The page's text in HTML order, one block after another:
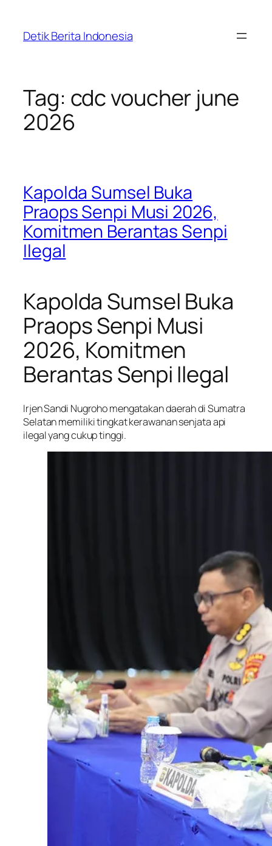
content
Detik Berita Indonesia
Tag: cdc voucher june
2026
Kapolda Sumsel Buka
Praops Senpi Musi 2026,
Komitmen Berantas Senpi
Ilegal
Kapolda Sumsel Buka
Praops Senpi Musi
2026, Komitmen
Berantas Senpi Ilegal
Irjen Sandi Nugroho mengatakan daerah di Sumatra
Selatan memiliki tingkat kerawanan senjata api
ilegal yang cukup tinggi.